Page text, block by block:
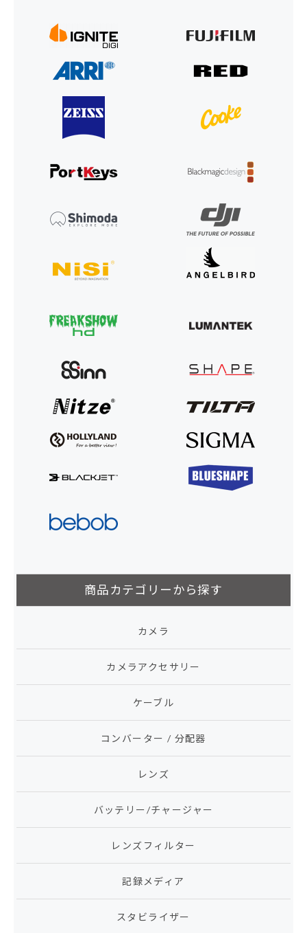
商品カテゴリーから探す
カメラ
カメラアクセサリー
ケーブル
コンバーター / 分配器
レンズ
バッテリー/チャージャー
レンズフィルター
記録メディア
スタビライザー